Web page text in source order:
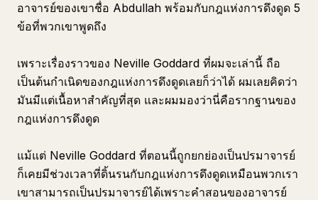
อาจารย์ของเขาชื่อ Abdullah พร้อมกับกฎแห่งการดึงดูด 5
ข้อที่พวกเขาพูดถึง
เพราะเรื่องราวของ Neville Goddard ที่ผมจะเล่านี้ ถือ
เป็นต้นกำเนิดของกฎแห่งการดึงดูดเลยก็ว่าได้ ผมเลยคิดว่า
มันมีแต่เนื้อหาสำคัญที่สุด และผมมองว่านี่คือรากฐานของ
กฎแห่งการดึงดูด
แม้แต่ Neville Goddard ที่ตอนนี้ถูกยกย่องเป็นปรมาจารย์
ก็เคยมีช่วงเวลาที่ดิ้นรนกับกฎแห่งการดึงดูดเหมือนพวกเรา
เขาสามารถเป็นปรมาจารย์ได้เพราะคำสอนของอาจารย์